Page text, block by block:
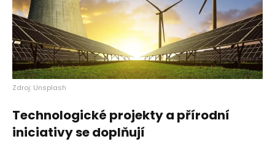
Zdroj: Unsplash
Technologické projekty a přírodní
iniciativy se doplňují